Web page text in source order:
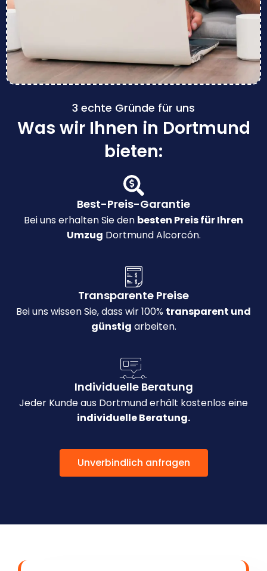
3 echte Gründe für uns
Was wir Ihnen in Dortmund
bieten:
Best-Preis-Garantie
Bei uns erhalten Sie den besten Preis für Ihren
Umzug Dortmund Alcorcón.
Transparente Preise
Bei uns wissen Sie, dass wir 100% transparent und
günstig arbeiten.
Individuelle Beratung
Jeder Kunde aus Dortmund erhält kostenlos eine
individuelle Beratung.
Unverbindlich anfragen